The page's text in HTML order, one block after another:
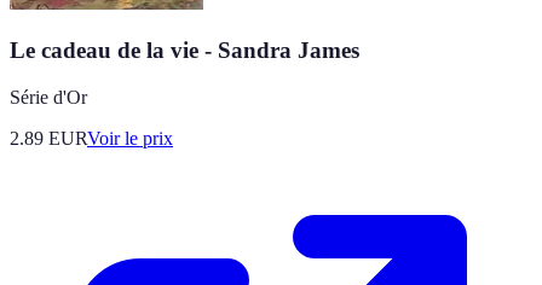
Le cadeau de la vie - Sandra James
Série d'Or
2.89 EURVoir le prix